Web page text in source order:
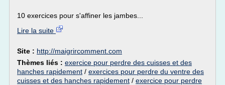
10 exercices pour s'affiner les jambes...
Lire la suite
Site : http://maigrircomment.com
Thèmes liés : exercice pour perdre des cuisses et des
hanches rapidement / exercices pour perdre du ventre des
cuisses et des hanches rapidement / exercice pour perdre